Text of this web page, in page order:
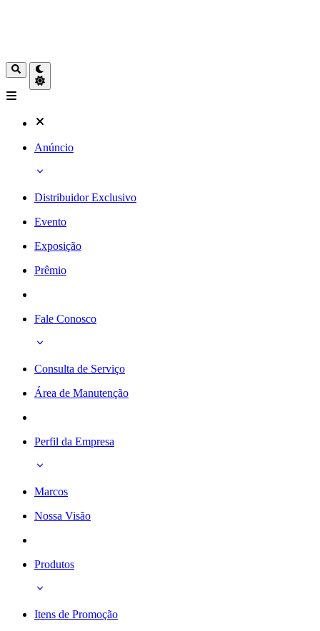
Anúncio
Distribuidor Exclusivo
Evento
Exposição
Prêmio
Fale Conosco
Consulta de Serviço
Área de Manutenção
Perfil da Empresa
Marcos
Nossa Visão
Produtos
Itens de Promoção